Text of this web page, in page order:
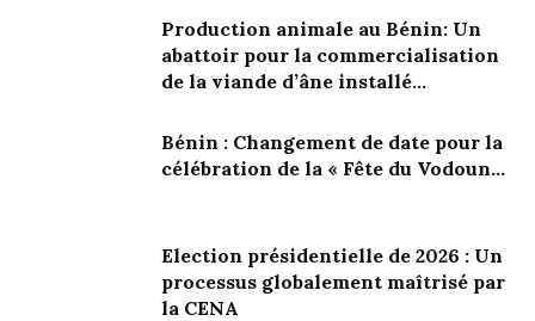
Production animale au Bénin: Un
abattoir pour la commercialisation
de la viande d’âne installé...
Bénin : Changement de date pour la
célébration de la « Fête du Vodoun...
Election présidentielle de 2026 : Un
processus globalement maîtrisé par
la CENA